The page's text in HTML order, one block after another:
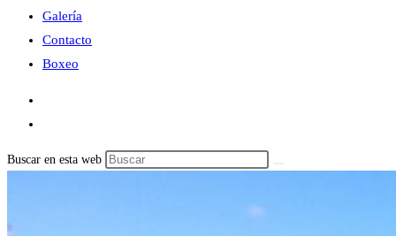
Galería
Contacto
Boxeo
Buscar en esta web